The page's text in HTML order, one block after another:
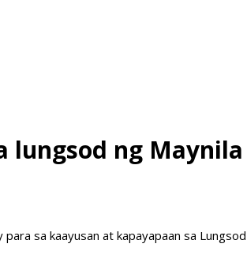
lungsod ng
sa kaayusan at kapayapaan sa